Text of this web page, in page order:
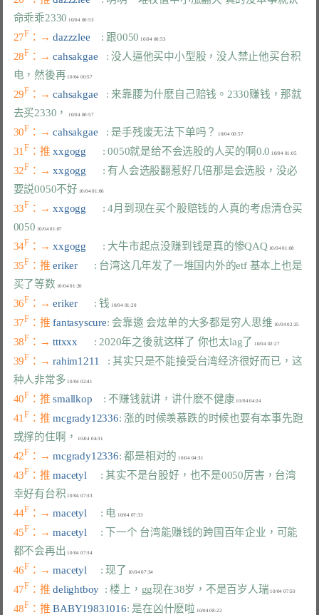
命乖乖2330
10/04 00:53
27F ：→ dazzzlee : 跟0050 10/04 00:53
28F ：→ cahsakgae : 没人逼他买中小型股，没人禁止他买台积
电，然後再
10/04 00:57
29F ：→ cahsakgae : 来靠腰为什麽自己赔钱。2330赚钱，那就
去买2330，
10/04 00:57
30F ：→ cahsakgae : 是手残废无法下单吗？ 10/04 00:57
31F ：推 xxgogg : 0050就是给不会选股的人买的啊0.0 10/04 01:05
32F ：→ xxgogg : 有人会选股翻惹好几倍那是会选股，没必
要説0050不好
33F ：→ xxgogg : 4月到现在买个股赔钱的人真的考虑清仓买
0050
34F ：→ xxgogg : 大牛市起点没赚到钱是真的惨QAQ
35F ：推 eriker : 台湾这几年发了一堆国内外的etf 基本上也是
买了等数
36F ：→ eriker : 钱 10/04 01:20
37F ：推 fantasyscure: 会靠邀 会炫单的大多都是穷人思维
38F ：→ tttxxx : 2020年之後就这样了 你也太lag了 10/04 02:27
39F ：→ rahim1211 : 其实只是不能接受台湾经济很好而已，这
种人非常多
40F ：推 smallkop : 不赚钱就讲，讲什麽不健康
41F ：推 mcgrady12336: 涨的时候羡慕跌的时候也要有本事先跑
或撑的住啊，
42F ：→ mcgrady12336: 都是相对的
43F ：推 macetyl : 其实不是台股好，也不是0050厉害，台湾
幸好有台积
10/04 07:33
44F ：→ macetyl : 电 10/04 07:33
45F ：→ macetyl : 下一个 台湾能赚钱的跨国百年企业，可能
都不会再出
10/04 07:34
46F ：→ macetyl : 现了
47F ：推 delightboy : 楼上，gg现在38岁，不是百岁人瑞 10/04 07:50
48F ：推 BABY19831016: 是在凶什麽啦